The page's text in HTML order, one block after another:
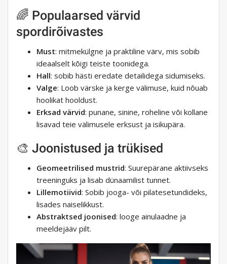
🌈 Populaarsed värvid
spordirõivastes
Must: mitmekülgne ja praktiline värv, mis sobib
ideaalselt kõigi teiste toonidega.
Hall: sobib hästi eredate detailidega sidumiseks.
Valge: Loob värske ja kerge välimuse, kuid nõuab
hoolikat hooldust.
Erksad värvid: punane, sinine, roheline või kollane
lisavad teie välimusele erksust ja isikupära.
🎨 Joonistused ja trükised
Geomeetrilised mustrid: Suurepärane aktiivseks
treeninguks ja lisab dünaamilist tunnet.
Lillemotiivid: Sobib jooga- või pilatesetundideks,
lisades naiselikkust.
Abstraktsed joonised: looge ainulaadne ja
meeldejääv pilt.